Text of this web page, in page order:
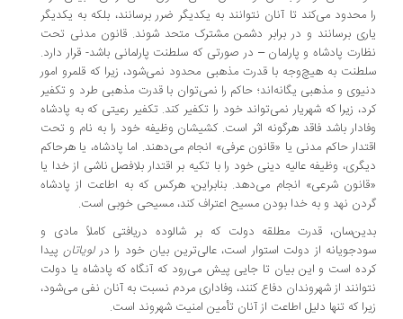
محدود می‌کند تا آنان نتوانند به یکدیگر ضرر برسانند، بلکه به یکدیگر
برسانند و در برابر دشمن مشترک متحد شوند. قانون مدنی تحت
پادشاه و پارلمان – در صورتی که سلطنت پارلمانی باشد- قرار دارد.
به هیچ‌وجه با قدرت مذهبی محدود نمی‌شود، زیرا که قلمرو امور
و مذهبی یگانه‌اند؛ حاکم را نمی‌توان با قدرت مذهبی طرد و تکفیر
زیرا که شهریار نمی‌تواند خود را تکفیر کند. تکفیر رعیتی که به پادشاه
باشد فاقد هرگونه اثر است. کشیشان وظیفه خود را به نام و تحت
حاکم مدنی یا «قانون عرفی» انجام می‌دهند. اما پادشاه، یا هرحاکم
وظیفه عالیه دینی خود را با تکیه بر اقتدار بلافصل ناشی از خدا یا
شرعی» انجام می‌دهد. بنابراین، هرکس که به اطاعت از پادشاه
نهد و به خدا بودن مسیح اعتراف کند، مسیحی خوبی است.
قدرت مطلقه دولت که بر شالوده دریافتی کاملاً مادی و
از دولت استوار است، عالی‌ترین بیان خود را درلویاتانپیدا
است و این بیان تا جایی پیش می‌رود که آنگاه که پادشاه یا دولت
از شهروندان دفاع کنند، وفاداری مردم نسبت به آنان نفی می‌شود،
که تنها دلیل اطاعت از آنان تأمین امنیت شهروند است.